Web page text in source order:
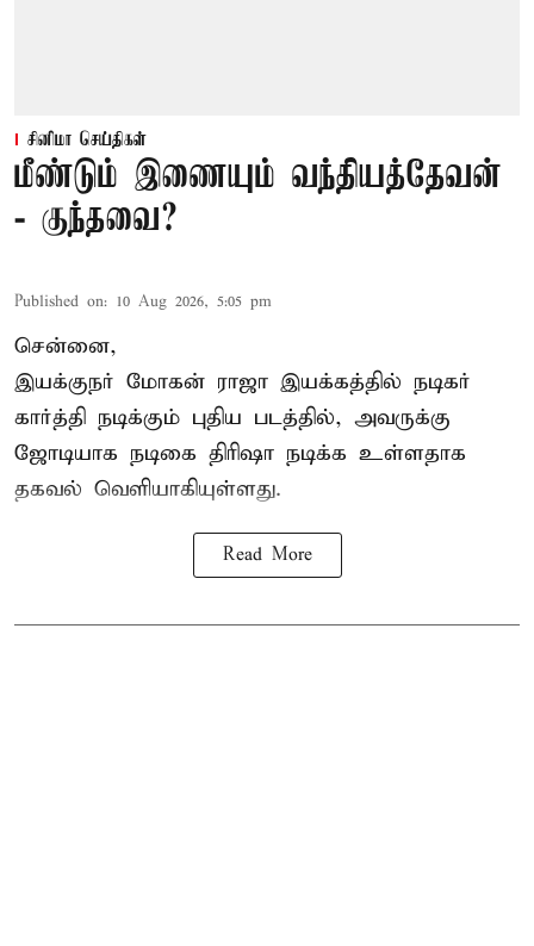
சினிமா செய்திகள்
மீண்டும் இணையும் வந்தியத்தேவன்
- குந்தவை?
Published on: 10 Aug 2026, 5:05 pm
சென்னை,
இயக்குநர் மோகன் ராஜா இயக்கத்தில் நடிகர்
கார்த்தி நடிக்கும் புதிய படத்தில், அவருக்கு
ஜோடியாக நடிகை திரிஷா நடிக்க உள்ளதாக
தகவல் வெளியாகியுள்ளது.
Read More